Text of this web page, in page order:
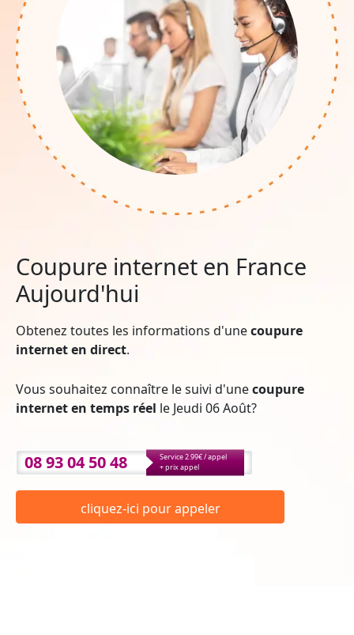
Coupure internet en France
Aujourd'hui
Obtenez toutes les informations d'unecoupure
internet en direct.
Vous souhaitez connaître le suivi d'unecoupure
internet en temps réel le Jeudi 06 Août?
08 93 04 50 48
Service 2.99€ / appel
+ prix appel
cliquez-ici pour appeler